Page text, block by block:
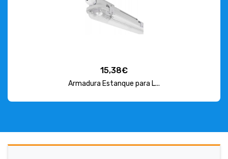
15,38€
Armadura Estanque para L...